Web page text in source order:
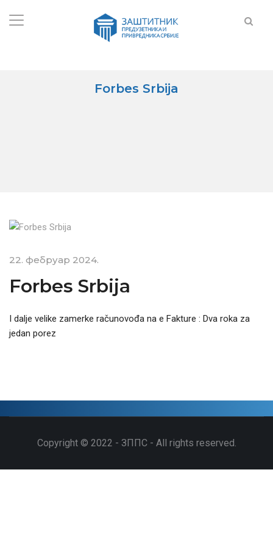
Forbes Srbija
22. фебруар 2024.
Forbes Srbija
I dalje velike zamerke računovođa na e Fakture : Dva roka za
jedan porez
Copyright © 2022 - ЗППС - All rights reserved.